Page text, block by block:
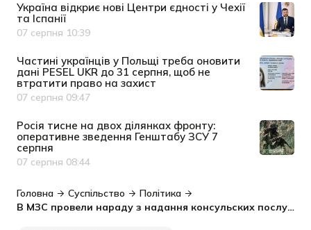
Україна відкриє нові Центри єдності у Чехії
та Іспанії
Дата публікації
07 серпня 10:39
Частині українців у Польщі треба оновити
дані PESEL UKR до 31 серпня, щоб не
втратити право на захист
Дата публікації
07 серпня 09:47
Росія тисне на двох ділянках фронту:
оперативне зведення Генштабу ЗСУ 7
серпня
Дата публікації
07 серпня 08:44
Головна Суспільство
Політика
В МЗС провели нараду з надання консульских послуг українським біженцям за кордоном